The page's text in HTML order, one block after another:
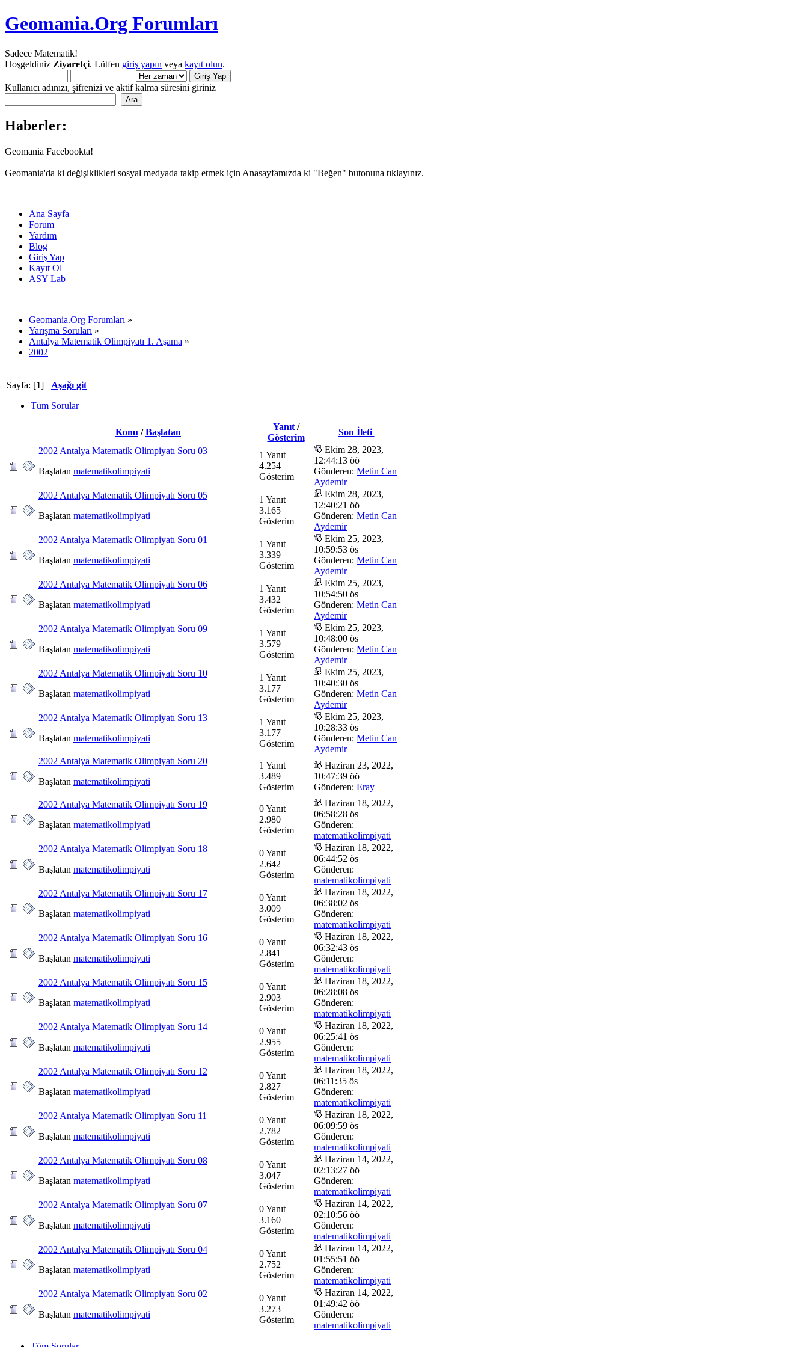
Geomania.Org Forumları
Sadece Matematik!
Hoşgeldiniz Ziyaretçi. Lütfen giriş yapın veya kayıt olun.
Kullanıcı adınızı, şifrenizi ve aktif kalma süresini giriniz
Haberler:
Geomania Facebookta!
Geomania'da ki değişiklikleri sosyal medyada takip etmek için Anasayfamızda ki "Beğen" butonuna tıklayınız.
Ana Sayfa
Forum
Yardım
Blog
Giriş Yap
Kayıt Ol
ASY Lab
Geomania.Org Forumları »
Yarışma Soruları »
Antalya Matematik Olimpiyatı 1. Aşama »
2002
Sayfa: [1] Aşağı git
Tüm Sorular
Konu /Başlatan
Yanıt/
Gösterim
Son İleti
2002 Antalya Matematik Olimpiyatı Soru 03
Başlatan matematikolimpiyati
1 Yanıt
4.254
Gösterim
Ekim 28, 2023,
12:44:13 öö
Gönderen: Metin Can
Aydemir
2002 Antalya Matematik Olimpiyatı Soru 05
Başlatan matematikolimpiyati
1 Yanıt
3.165
Gösterim
Ekim 28, 2023,
12:40:21 öö
Gönderen: Metin Can
Aydemir
2002 Antalya Matematik Olimpiyatı Soru 01
Başlatan matematikolimpiyati
1 Yanıt
3.339
Gösterim
Ekim 25, 2023,
10:59:53 ös
Gönderen: Metin Can
Aydemir
2002 Antalya Matematik Olimpiyatı Soru 06
Başlatan matematikolimpiyati
1 Yanıt
3.432
Gösterim
Ekim 25, 2023,
10:54:50 ös
Gönderen: Metin Can
Aydemir
2002 Antalya Matematik Olimpiyatı Soru 09
Başlatan matematikolimpiyati
1 Yanıt
3.579
Gösterim
Ekim 25, 2023,
10:48:00 ös
Gönderen: Metin Can
Aydemir
2002 Antalya Matematik Olimpiyatı Soru 10
Başlatan matematikolimpiyati
1 Yanıt
3.177
Gösterim
Ekim 25, 2023,
10:40:30 ös
Gönderen: Metin Can
Aydemir
2002 Antalya Matematik Olimpiyatı Soru 13
Başlatan matematikolimpiyati
1 Yanıt
3.177
Gösterim
Ekim 25, 2023,
10:28:33 ös
Gönderen: Metin Can
Aydemir
2002 Antalya Matematik Olimpiyatı Soru 20
Başlatan matematikolimpiyati
1 Yanıt
3.489
Gösterim
Haziran 23, 2022,
10:47:39 öö
Gönderen: Eray
2002 Antalya Matematik Olimpiyatı Soru 19
Başlatan matematikolimpiyati
0 Yanıt
2.980
Gösterim
Haziran 18, 2022,
06:58:28 ös
Gönderen:
matematikolimpiyati
2002 Antalya Matematik Olimpiyatı Soru 18
Başlatan matematikolimpiyati
0 Yanıt
2.642
Gösterim
Haziran 18, 2022,
06:44:52 ös
Gönderen:
matematikolimpiyati
2002 Antalya Matematik Olimpiyatı Soru 17
Başlatan matematikolimpiyati
0 Yanıt
3.009
Gösterim
Haziran 18, 2022,
06:38:02 ös
Gönderen:
matematikolimpiyati
2002 Antalya Matematik Olimpiyatı Soru 16
Başlatan matematikolimpiyati
0 Yanıt
2.841
Gösterim
Haziran 18, 2022,
06:32:43 ös
Gönderen:
matematikolimpiyati
2002 Antalya Matematik Olimpiyatı Soru 15
Başlatan matematikolimpiyati
0 Yanıt
2.903
Gösterim
Haziran 18, 2022,
06:28:08 ös
Gönderen:
matematikolimpiyati
2002 Antalya Matematik Olimpiyatı Soru 14
Başlatan matematikolimpiyati
0 Yanıt
2.955
Gösterim
Haziran 18, 2022,
06:25:41 ös
Gönderen:
matematikolimpiyati
2002 Antalya Matematik Olimpiyatı Soru 12
Başlatan matematikolimpiyati
0 Yanıt
2.827
Gösterim
Haziran 18, 2022,
06:11:35 ös
Gönderen:
matematikolimpiyati
2002 Antalya Matematik Olimpiyatı Soru 11
Başlatan matematikolimpiyati
0 Yanıt
2.782
Gösterim
Haziran 18, 2022,
06:09:59 ös
Gönderen:
matematikolimpiyati
2002 Antalya Matematik Olimpiyatı Soru 08
Başlatan matematikolimpiyati
0 Yanıt
3.047
Gösterim
Haziran 14, 2022,
02:13:27 öö
Gönderen:
matematikolimpiyati
2002 Antalya Matematik Olimpiyatı Soru 07
Başlatan matematikolimpiyati
0 Yanıt
3.160
Gösterim
Haziran 14, 2022,
02:10:56 öö
Gönderen:
matematikolimpiyati
2002 Antalya Matematik Olimpiyatı Soru 04
Başlatan matematikolimpiyati
0 Yanıt
2.752
Gösterim
Haziran 14, 2022,
01:55:51 öö
Gönderen:
matematikolimpiyati
2002 Antalya Matematik Olimpiyatı Soru 02
Başlatan matematikolimpiyati
0 Yanıt
3.273
Gösterim
Haziran 14, 2022,
01:49:42 öö
Gönderen:
matematikolimpiyati